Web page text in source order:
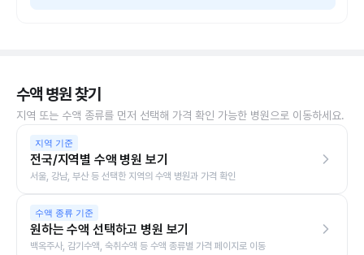
수액 병원 찾기
지역 또는 수액 종류를 먼저 선택해 가격 확인 가능한 병원으로 이동하세요.
지역 기준
전국/지역별 수액 병원 보기
서울, 강남, 부산 등 선택한 지역의 수액 병원과 가격 확인
수액 종류 기준
원하는 수액 선택하고 병원 보기
백옥주사, 감기수액, 숙취수액 등 수액 종류별 가격 페이지로 이동